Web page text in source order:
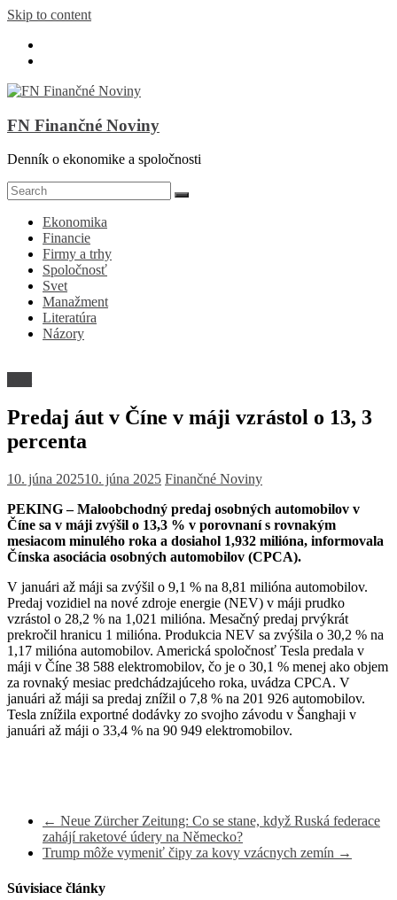
Skip to content
FN Finančné Noviny
Denník o ekonomike a spoločnosti
Ekonomika
Financie
Firmy a trhy
Spoločnosť
Svet
Manažment
Literatúra
Názory
Predaj áut v Číne v máji vzrástol o 13, 3
percenta
10. júna 202510. júna 2025 Finančné Noviny
PEKING – Maloobchodný predaj osobných automobilov v
Číne sa v máji zvýšil o 13,3 % v porovnaní s rovnakým
mesiacom minulého roka a dosiahol 1,932 milióna, informovala
Čínska asociácia osobných automobilov (CPCA).
V januári až máji sa zvýšil o 9,1 % na 8,81 milióna automobilov.
Predaj vozidiel na nové zdroje energie (NEV) v máji prudko
vzrástol o 28,2 % na 1,021 milióna. Mesačný predaj prvýkrát
prekročil hranicu 1 milióna. Produkcia NEV sa zvýšila o 30,2 % na
1,17 milióna automobilov. Americká spoločnosť Tesla predala v
máji v Číne 38 588 elektromobilov, čo je o 30,1 % menej ako objem
za rovnaký mesiac predchádzajúceho roka, uvádza CPCA. V
januári až máji sa predaj znížil o 7,8 % na 201 926 automobilov.
Tesla znížila exportné dodávky zo svojho závodu v Šanghaji v
januári až máji o 33,4 % na 90 949 elektromobilov.
← Neue Zürcher Zeitung: Co se stane, když Ruská federace
zahájí raketové údery na Německo?
Trump môže vymeniť čipy za kovy vzácnych zemín →
Súvisiace články